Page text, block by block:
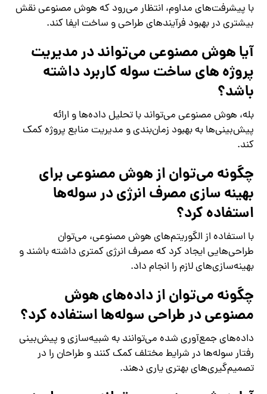
با پیشرفت‌های مداوم، انتظار می‌رود که هوش مصنوعی نقش
بیشتری در بهبود فرآیندهای طراحی و ساخت ایفا کند.
آیا هوش مصنوعی می‌تواند در مدیریت
پروژه‌ های ساخت سوله کاربرد داشته
باشد؟
بله، هوش مصنوعی می‌تواند با تحلیل داده‌ها و ارائه
پیش‌بینی‌ها به بهبود زمان‌بندی و مدیریت منابع پروژه کمک
کند.
چگونه می‌توان از هوش مصنوعی برای
بهینه‌ سازی مصرف انرژی در سوله‌ها
استفاده کرد؟
با استفاده از الگوریتم‌های هوش مصنوعی، می‌توان
طراحی‌هایی ایجاد کرد که مصرف انرژی کمتری داشته باشند و
بهینه‌سازی‌های لازم را انجام داد.
چگونه می‌توان از داده‌های هوش
مصنوعی در طراحی سوله‌ها استفاده کرد؟
داده‌های جمع‌آوری شده می‌توانند به شبیه‌سازی و پیش‌بینی
رفتار سوله‌ها در شرایط مختلف کمک کنند و طراحان را در
تصمیم‌گیری‌های بهتری یاری دهند.